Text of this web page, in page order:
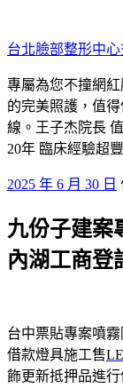
至
主
要
內
容
台北臉部整形中
專屬為您不撞網
的完美照護，值
線。王子杰院長
20年 臨床經驗超
發
於
2025 年 6 月 30 日
九份子建案
內湖工商登
台中票貼專案噴
借款燈具施工售
飾更新抵押品進